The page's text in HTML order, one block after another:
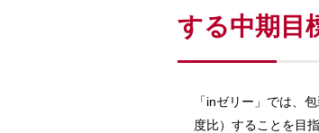
する中期目
「inゼリー」では、
度比）することを目